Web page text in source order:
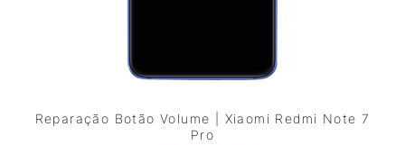
Reparação Botão Volume | Xiaomi Redmi Note 7
Pro